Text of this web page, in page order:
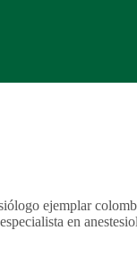
ejemplar
en